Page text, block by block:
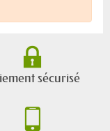
sécurisé